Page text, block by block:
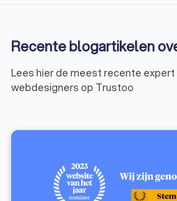
Recente blogartikelen
Lees hier de meest recente
webdesigners op Trustoo